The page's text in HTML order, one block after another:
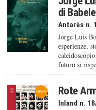
di Babele
Antarès n.
Jorge Luis
esperienze,
futuro si
Rote
Inland n.